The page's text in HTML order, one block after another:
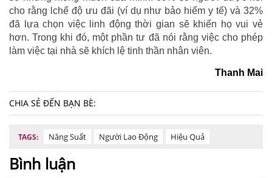
cho rằng lchế độ ưu đãi (ví dụ như bảo hiểm y tế) và 32%
đã lựa chọn việc linh động thời gian sẽ khiến họ vui vẻ
hơn. Trong khi đó, một phần tư đã nói rằng việc cho phép
làm việc tại nhà sẽ khích lệ tinh thần nhân viên.
Thanh Mai
CHIA SẺ ĐẾN BẠN BÈ:
TAGS: Năng Suất Người Lao Động Hiệu Quả
Bình luận